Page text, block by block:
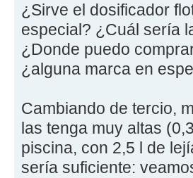
¿Sirve el dosificador
especial? ¿Cuál sería
¿Donde puedo
¿alguna marca en
Cambiando de tercio,
las tenga muy altas
piscina, con 2,5 l de
sería suficiente: